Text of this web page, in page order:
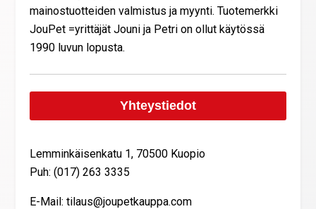
mainostuotteiden valmistus ja myynti. Tuotemerkki
JouPet =yrittäjät Jouni ja Petri on ollut käytössä
1990 luvun lopusta.
Yhteystiedot
Lemminkäisenkatu 1, 70500 Kuopio
Puh: (017) 263 3335
E-Mail: tilaus@joupetkauppa.com